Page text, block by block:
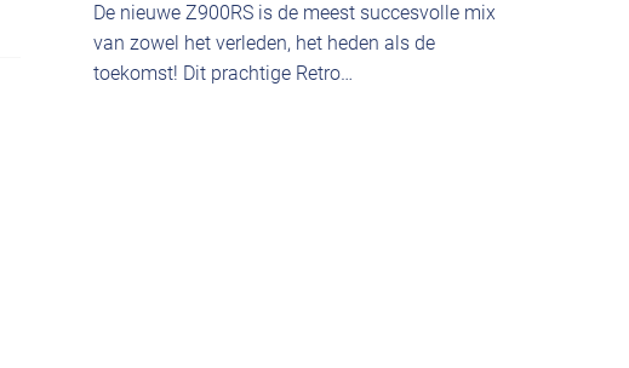
De nieuwe Z900RS is de meest succesvolle mix
van zowel het verleden, het heden als de
toekomst! Dit prachtige Retro…